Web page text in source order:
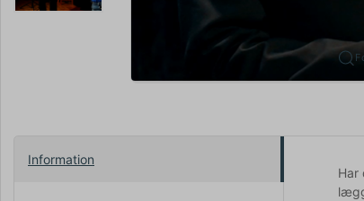
Information
Har